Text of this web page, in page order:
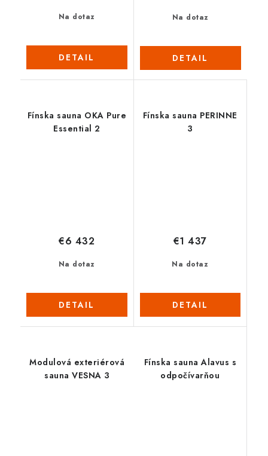
Na dotaz
DETAIL
Na dotaz
DETAIL
Fínska sauna OKA Pure
Essential 2
Na dotaz
€6 432
DETAIL
Fínska sauna PERINNE
3
Na dotaz
€1 437
DETAIL
Modulová exteriérová
sauna VESNA 3
Fínska sauna Alavus s
odpočívarňou